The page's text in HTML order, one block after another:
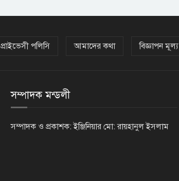
প্রাইভেসী পলিসি আমাদের কথা বিজ্ঞাপন মূল্য
সম্পাদক মন্ডলী
সম্পাদক ও প্রকাশক: ইঞ্জিনিয়ার মো: রায়হানুল ইসলাম